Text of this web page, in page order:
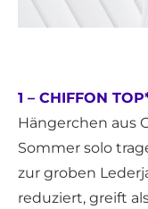
1 – CHIFFON
Hängerchen aus
Sommer solo
zur groben
reduziert, greift